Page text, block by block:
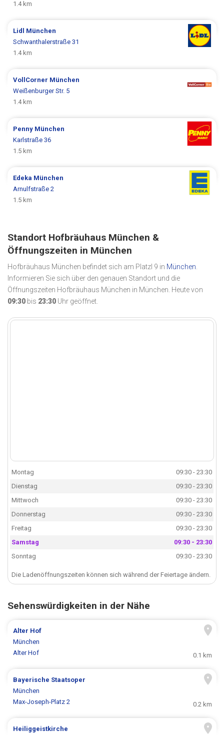
1.4 km
Lidl München
Schwanthalerstraße 31
1.4 km
VollCorner München
Weißenburger Str. 5
1.4 km
Penny München
Karlstraße 36
1.5 km
Edeka München
Arnulfstraße 2
1.5 km
Standort Hofbräuhaus München &
Öffnungszeiten in München
Hofbräuhaus München befindet sich am Platzl 9 in München.
Informieren Sie sich über den genauen Standort und die
Öffnungszeiten Hofbräuhaus München in München. Heute von
09:30 bis 23:30 Uhr geöffnet.
Montag
09:30 - 23:30
Dienstag
09:30 - 23:30
Mittwoch
09:30 - 23:30
Donnerstag
09:30 - 23:30
Freitag
09:30 - 23:30
Samstag
09:30 - 23:30
Sonntag
09:30 - 23:30
Die Ladenöffnungszeiten können sich während der Feiertage ändern.
Sehenswürdigkeiten in der Nähe
Alter Hof
München
Alter Hof
0.1 km
Bayerische Staatsoper
München
Max-Joseph-Platz 2
0.2 km
Heiliggeistkirche